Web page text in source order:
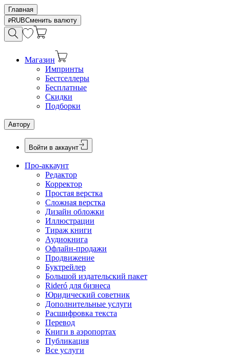
Главная
RUBСменить валюту
Магазин
Импринты
Бестселлеры
Бесплатные
Скидки
Подборки
Автору
Войти в аккаунт
Про-аккаунт
Редактор
Корректор
Простая верстка
Сложная верстка
Дизайн обложки
Иллюстрации
Тираж книги
Аудиокнига
Офлайн-продажи
Продвижение
Буктрейлер
Большой издательский пакет
Rideró для бизнеса
Юридический советник
Дополнительные услуги
Расшифровка текста
Перевод
Книги в аэропортах
Публикация
Все услуги